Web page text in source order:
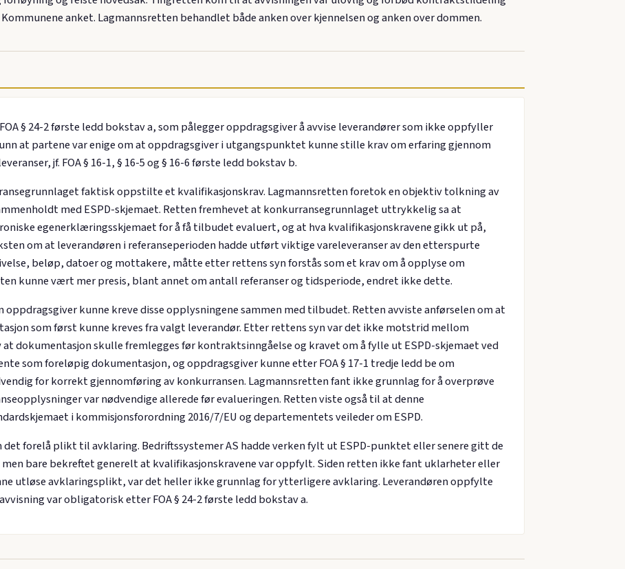
anket. Lagmannsretten behandlet både anken over kjennelsen og anken over dommen.
§ 24-2 første ledd bokstav a, som pålegger oppdragsgiver å avvise leverandører som ikke oppfyller
at partene var enige om at oppdragsgiver i utgangspunktet kunne stille krav om erfaring gjennom
jf. FOA § 16-1, § 16-5 og § 16-6 første ledd bokstav b.
faktisk oppstilte et kvalifikasjonskrav. Lagmannsretten foretok en objektiv tolkning av
med ESPD-skjemaet. Retten fremhevet at konkurransegrunnlaget uttrykkelig sa at
egenerklæringsskjemaet for å få tilbudet evaluert, og at hva kvalifikasjonskravene gikk ut på,
om at leverandøren i referanseperioden hadde utført viktige vareleveranser av den etterspurte
beløp, datoer og mottakere, måtte etter rettens syn forstås som et krav om å opplyse om
kunne vært mer presis, blant annet om antall referanser og tidsperiode, endret ikke dette.
kunne kreve disse opplysningene sammen med tilbudet. Retten avviste anførselen om at
som først kunne kreves fra valgt leverandør. Etter rettens syn var det ikke motstrid mellom
dokumentasjon skulle fremlegges før kontraktsinngåelse og kravet om å fylle ut ESPD-skjemaet ved
som foreløpig dokumentasjon, og oppdragsgiver kunne etter FOA § 17-1 tredje ledd be om
for korrekt gjennomføring av konkurransen. Lagmannsretten fant ikke grunnlag for å overprøve
var nødvendige allerede før evalueringen. Retten viste også til at denne
i kommisjonsforordning 2016/7/EU og departementets veileder om ESPD.
forelå plikt til avklaring. Bedriftssystemer AS hadde verken fylt ut ESPD-punktet eller senere gitt de
bare bekreftet generelt at kvalifikasjonskravene var oppfylt. Siden retten ikke fant uklarheter eller
utløse avklaringsplikt, var det heller ikke grunnlag for ytterligere avklaring. Leverandøren oppfylte
var obligatorisk etter FOA § 24-2 første ledd bokstav a.